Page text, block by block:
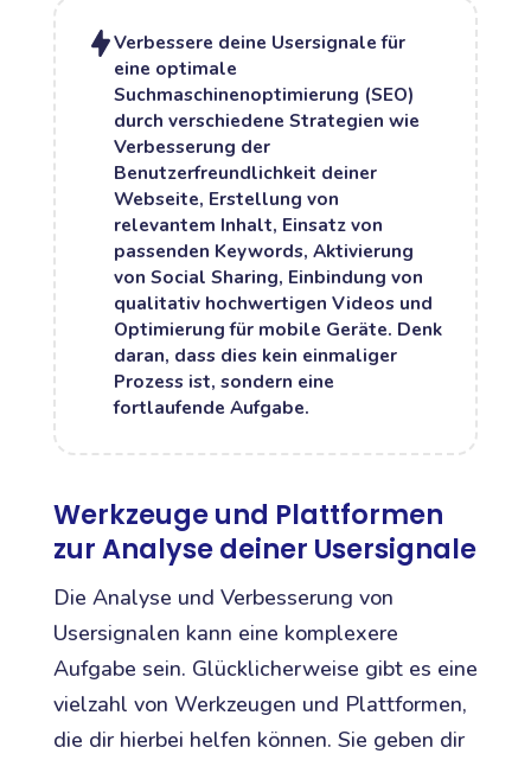
Verbessere deine Usersignale für
eine optimale
Suchmaschinenoptimierung (SEO)
durch verschiedene Strategien wie
Verbesserung der
Benutzerfreundlichkeit deiner
Webseite, Erstellung von
relevantem Inhalt, Einsatz von
passenden Keywords, Aktivierung
von Social Sharing, Einbindung von
qualitativ hochwertigen Videos und
Optimierung für mobile Geräte. Denk
daran, dass dies kein einmaliger
Prozess ist, sondern eine
fortlaufende Aufgabe.
Werkzeuge und Plattformen
zur Analyse deiner Usersignale
Die Analyse und Verbesserung von
Usersignalen kann eine komplexere
Aufgabe sein. Glücklicherweise gibt es eine
vielzahl von Werkzeugen und Plattformen,
die dir hierbei helfen können. Sie geben dir